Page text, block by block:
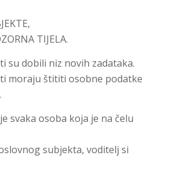
TIJELA.
su dobili niz novih zadataka.
moraju štititi osobne podatke
svaka osoba koja je na čelu
subjekta, voditelj si